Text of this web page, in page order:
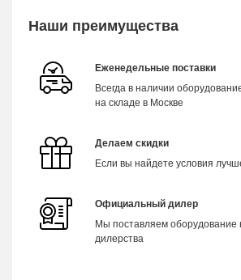
Наши преимущества
Еженедельные поставки
Всегда в наличии
на складе в Москве
Делаем скидки
Если вы найдете условия
Официальный дилер
Мы поставляем оборудование
дилерства